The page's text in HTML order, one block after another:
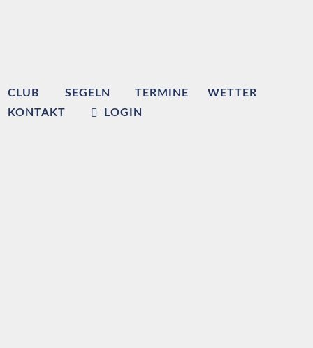
CLUB SEGELN TERMINE
WETTER
KONTAKT
LOGIN